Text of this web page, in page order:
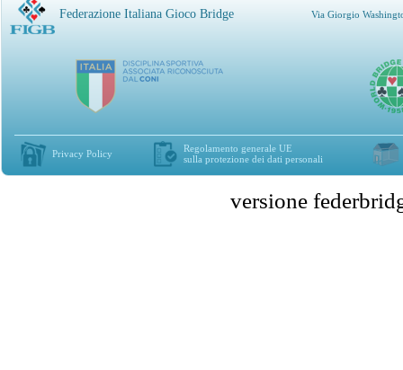
Federazione Italiana Gioco Bridge Via Giorgio
Privacy Policy
Regolamento generale UE
sulla protezione dei dati personali
versione